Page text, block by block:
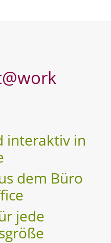
interaktiv in
dem Büro
jede